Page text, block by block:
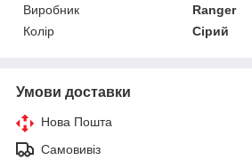
Виробник
Ranger
Колір
Сірий
Умови доставки
Нова Пошта
Самовивіз